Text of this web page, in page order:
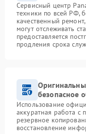
Сервисный центр
техники по всей РФ,
качественный
могут отслеживать
предоставляется
продления срока
безопасное
Использование
аккуратная работа с
резервное
восстановление